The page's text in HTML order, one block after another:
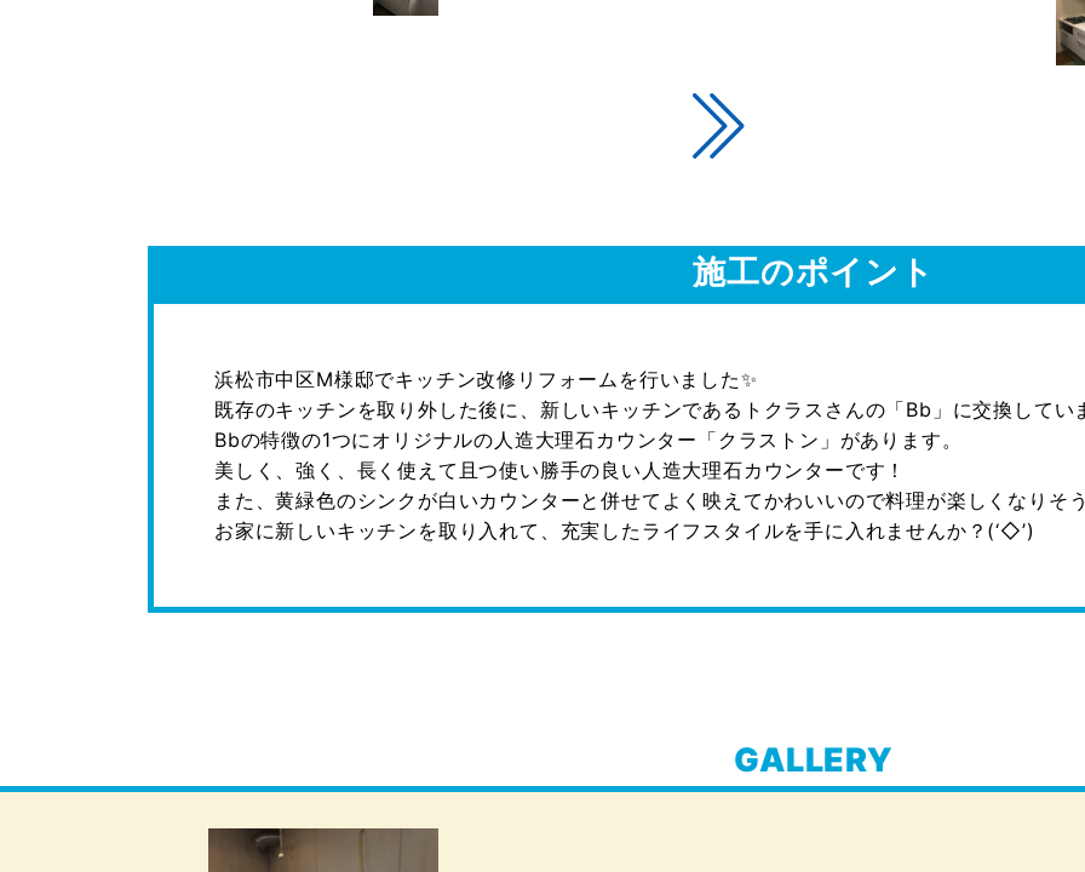
施工のポイント
浜松市中区M様邸でキッチン改修リフォームを行いました✨
既存のキッチンを取り外した後に、新しいキッチンであるトクラスさんの「Bb」に交換してい
Bbの特徴の1つにオリジナルの人造大理石カウンター「クラストン」があります。
美しく、強く、長く使えて且つ使い勝手の良い人造大理石カウンターです！
また、黄緑色のシンクが白いカウンターと併せてよく映えてかわいいので料理が楽しくなりそ
お家に新しいキッチンを取り入れて、充実したライフスタイルを手に入れませんか？(‘◇’)
GALLERY